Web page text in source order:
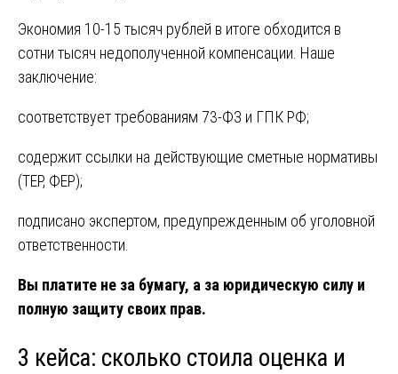
Экономия 10-15 тысяч рублей в итоге обходится в
сотни тысяч недополученной компенсации. Наше
заключение:
соответствует требованиям 73-ФЗ и ГПК РФ;
содержит ссылки на действующие сметные нормативы
(ТЕР, ФЕР);
подписано экспертом, предупрежденным об уголовной
ответственности.
Вы платите не за бумагу, а за юридическую силу и
полную защиту своих прав.
3 кейса: сколько стоила оценка и